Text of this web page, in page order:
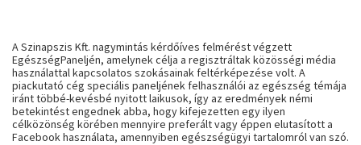
A Szinapszis Kft. nagymintás kérdőíves felmérést végzett
EgészségPaneljén, amelynek célja a regisztráltak közösségi média
használattal kapcsolatos szokásainak feltérképezése volt. A
piackutató cég speciális paneljének felhasználói az egészség témája
iránt többé-kevésbé nyitott laikusok, így az eredmények némi
betekintést engednek abba, hogy kifejezetten egy ilyen
célközönség körében mennyire preferált vagy éppen elutasított a
Facebook használata, amennyiben egészségügyi tartalomról van szó.